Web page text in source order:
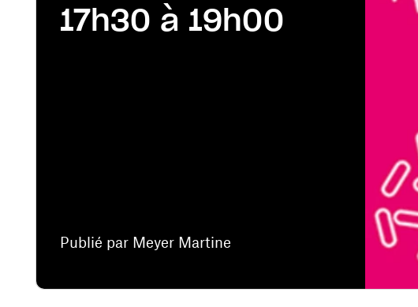
Publié par Meyer Martine
17h30 à 19h00